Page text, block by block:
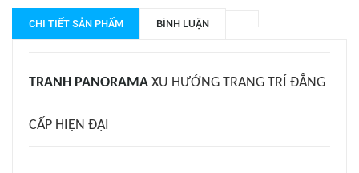
CHI TIẾT SẢN PHẨM BÌNH LUẬN
TRANH PANORAMA XU HƯỚNG TRANG TRÍ ĐẲNG
CẤP HIỆN ĐẠI